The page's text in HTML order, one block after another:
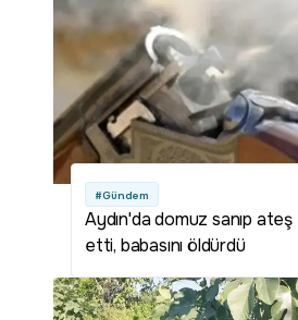
#Gündem
Aydın'da domuz sanıp ateş
etti, babasını öldürdü